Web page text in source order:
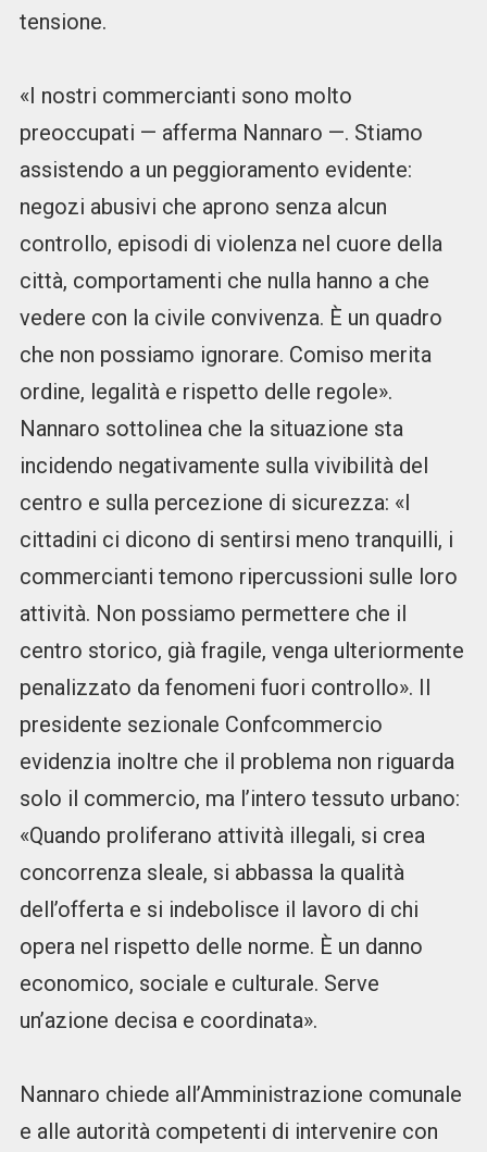
tensione.
«I nostri commercianti sono molto
preoccupati — afferma Nannaro —. Stiamo
assistendo a un peggioramento evidente:
negozi abusivi che aprono senza alcun
controllo, episodi di violenza nel cuore della
città, comportamenti che nulla hanno a che
vedere con la civile convivenza. È un quadro
che non possiamo ignorare. Comiso merita
ordine, legalità e rispetto delle regole».
Nannaro sottolinea che la situazione sta
incidendo negativamente sulla vivibilità del
centro e sulla percezione di sicurezza: «I
cittadini ci dicono di sentirsi meno tranquilli, i
commercianti temono ripercussioni sulle loro
attività. Non possiamo permettere che il
centro storico, già fragile, venga ulteriormente
penalizzato da fenomeni fuori controllo». Il
presidente sezionale Confcommercio
evidenzia inoltre che il problema non riguarda
solo il commercio, ma l’intero tessuto urbano:
«Quando proliferano attività illegali, si crea
concorrenza sleale, si abbassa la qualità
dell’offerta e si indebolisce il lavoro di chi
opera nel rispetto delle norme. È un danno
economico, sociale e culturale. Serve
un’azione decisa e coordinata».
Nannaro chiede all’Amministrazione comunale
e alle autorità competenti di intervenire con